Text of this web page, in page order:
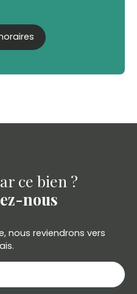
ce bien ?
nous
nous reviendrons vers